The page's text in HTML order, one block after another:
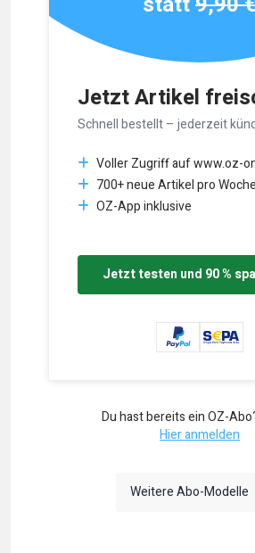
Jetzt Artikel
Schnell bestellt – jederzeit
Voller Zugriff auf www.oz-
700+ neue Artikel pro Woche
OZ-App inklusive
Jetzt testen und 90 %
Du hast bereits ein OZ-
Hier anmelden
Weitere Abo-Modelle